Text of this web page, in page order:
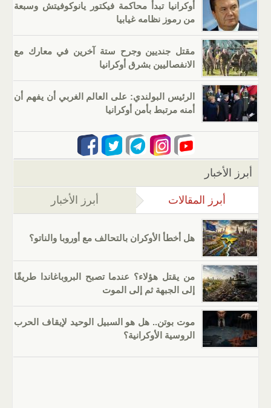
أوكرانيا تبدأ محاكمة فيكتور يانوكوفيتش وسبعة
من رموز نظامه غيابيا
مقتل جنديين وجرح ستة آخرين في معارك مع
الانفصاليين بشرق أوكرانيا
الرئيس البولندي: على العالم الغربي أن يفهم أن
أمنه مرتبط بأمن أوكرانيا
أبرز الأخبار
أبرز المقالات (علامة التبويب النشطة)
أبرز الأخبار
هل أخطأ الأوكران بالتحالف مع أوروبا والناتو؟
من يقتل هؤلاء؟ عندما تصبح البروباغاندا طريقًا
إلى الجبهة ثم إلى الموت
موت بوتن.. هل هو السبيل الوحيد لإيقاف الحرب
الروسية الأوكرانية؟